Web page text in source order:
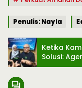
Penulis: Nayla
Ketika
Solusi: